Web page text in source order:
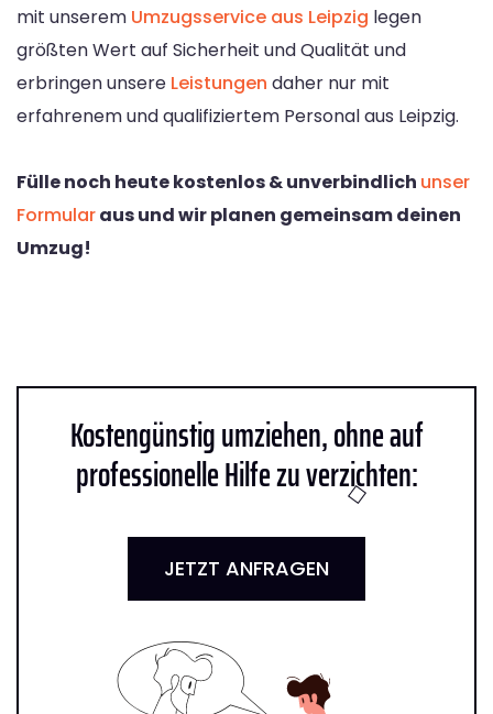
mit unserem Umzugsservice aus Leipzig legen
größten Wert auf Sicherheit und Qualität und
erbringen unsere Leistungen daher nur mit
erfahrenem und qualifiziertem Personal aus Leipzig.
Fülle noch heute kostenlos & unverbindlich unser
Formularaus und wir planen gemeinsam deinen
Umzug!
Kostengünstig umziehen, ohne auf
professionelle Hilfe zu verzichten:
JETZT ANFRAGEN